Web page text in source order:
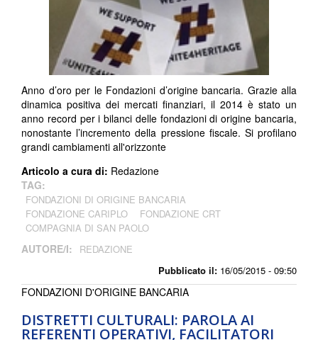
Pubblicato il: 16/05/2015 - 09:50
Anno d’oro per le Fondazioni d’origine bancaria. Grazie alla
dinamica positiva dei mercati finanziari, il 2014 è stato un
anno record per i bilanci delle fondazioni di origine bancaria,
nonostante l’incremento della pressione fiscale. Si profilano
grandi cambiamenti all'orizzonte
Articolo a cura di: Redazione
TAG:
FONDAZIONI DI ORIGINE BANCARIA
FONDAZIONE CARIPLO
FONDAZIONE CRT
COMPAGNIA DI SAN PAOLO
AUTORE/I: REDAZIONE
DISTRETTI CULTURALI: PAROLA AI
REFERENTI OPERATIVI, FACILITATORI
FONDAZIONI D'ORIGINE BANCARIA